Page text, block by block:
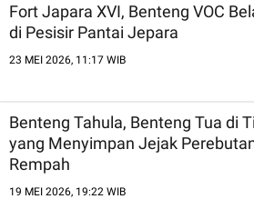
Fort Japara XVI, Benteng VOC
di Pesisir Pantai Jepara
23 MEI 2026, 11:17 WIB
Benteng Tahula, Benteng Tua di
yang Menyimpan Jejak
Rempah
19 MEI 2026, 19:22 WIB